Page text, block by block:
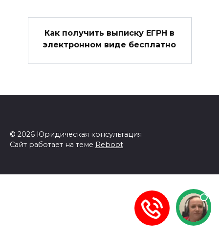
Как получить выписку ЕГРН в
электронном виде бесплатно
© 2026 Юридическая консультация
Сайт работает на теме Reboot